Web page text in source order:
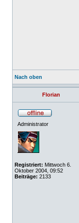
Nach oben
Florian
Administrator
Registriert: Mittwoch 6.
Oktober 2004, 09:52
Beiträge: 2133